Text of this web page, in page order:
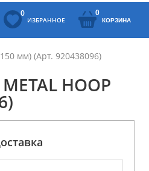
0
ИЗБРАННОЕ
0
КОРЗИНА
мм) (Арт. 920438096)
HOOP